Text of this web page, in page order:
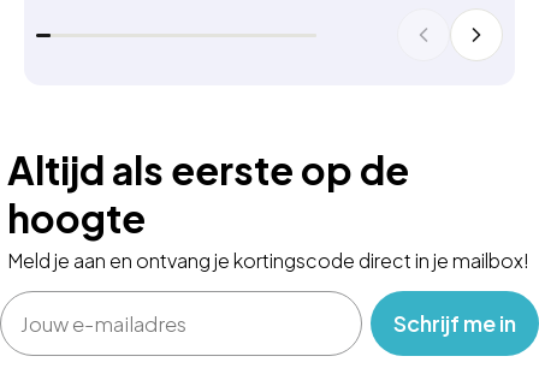
Altijd als eerste op de
hoogte
Meld je aan en ontvang je kortingscode direct in je mailbox!
Email
‎ ‎ ‎ Schrijf me in‎ ‎ ‎ ‎